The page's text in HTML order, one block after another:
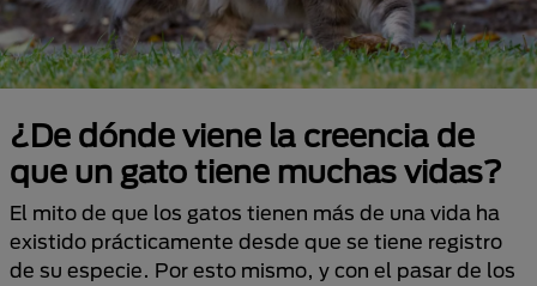
¿De dónde viene la creencia de
que un gato tiene muchas vidas?
El mito de que los gatos tienen más de una vida ha
existido prácticamente desde que se tiene registro
de su especie. Por esto mismo, y con el pasar de los